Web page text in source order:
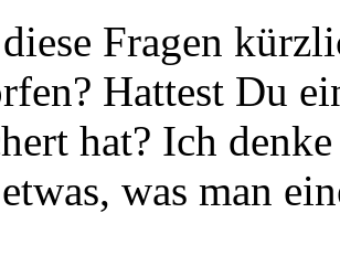
Fragen
Hattest Du
hat? Ich
was man